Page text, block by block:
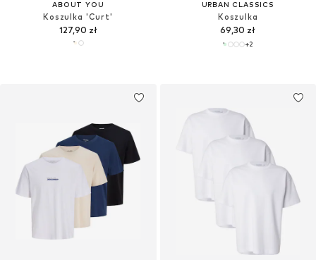
ABOUT YOU
Koszulka 'Curt'
127,90 zł
URBAN CLASSICS
Koszulka
69,30 zł
+2